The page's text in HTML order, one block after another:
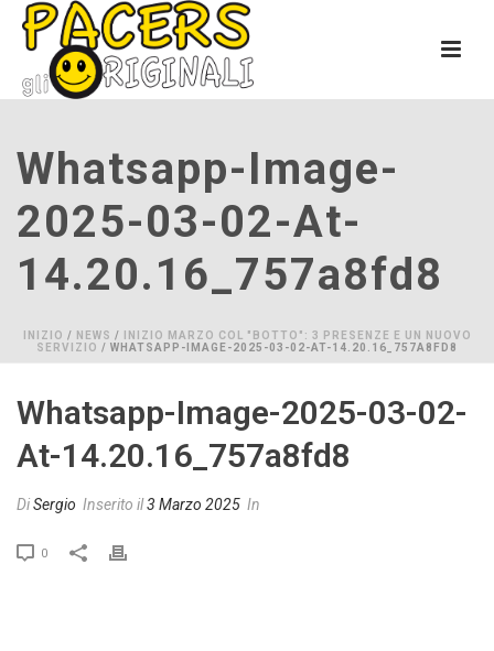
Whatsapp-Image-
2025-03-02-At-
14.20.16_757a8fd8
INIZIO / NEWS /
INIZIO MARZO COL "BOTTO": 3 PRESENZE E UN NUOVO
SERVIZIO / WHATSAPP-IMAGE-2025-03-02-AT-14.20.16_757A8FD8
Whatsapp-Image-2025-03-02-
At-14.20.16_757a8fd8
DiSergio Inserito il3 Marzo 2025 In
0